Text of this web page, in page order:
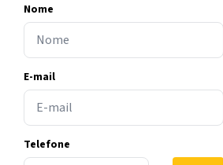
Nome
E-mail
Telefone